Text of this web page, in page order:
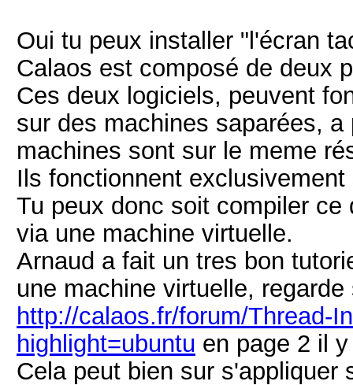
Oui tu peux installer "l'écran
Calaos est composé de deux
Ces deux logiciels, peuvent
sur des machines saparées,
machines sont sur le meme
Ils fonctionnent exclusivement
Tu peux donc soit compiler
via une machine virtuelle.
Arnaud a fait un tres bon
une machine virtuelle,
http://calaos.fr/forum/Thread-
highlight=ubuntu en page 2 il
Cela peut bien sur